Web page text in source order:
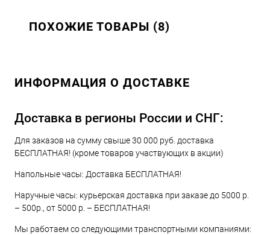
ПОХОЖИЕ ТОВАРЫ (8)
ИНФОРМАЦИЯ О ДОСТАВКЕ
Доставка в регионы России и СНГ:
Для заказов на сумму свыше 30 000 руб. доставка
БЕСПЛАТНАЯ! (кроме товаров участвующих в акции)
Напольные часы: Доставка БЕСПЛАТНАЯ!
Наручные часы: курьерская доставка при заказе до 5000 р.
– 500р., от 5000 р. – БЕСПЛАТНАЯ!
Мы работаем со следующими транспортными компаниями: